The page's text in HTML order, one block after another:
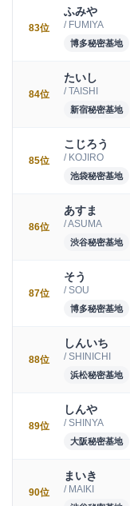
83位
ふみや
/ FUMIYA
博多秘密基地
84位
たいし
/ TAISHI
新宿秘密基地
85位
こじろう
/ KOJIRO
池袋秘密基地
86位
あすま
/ ASUMA
渋谷秘密基地
87位
そう
/ SOU
博多秘密基地
88位
しんいち
/ SHINICHI
浜松秘密基地
89位
しんや
/ SHINYA
大阪秘密基地
90位
まいき
/ MAIKI